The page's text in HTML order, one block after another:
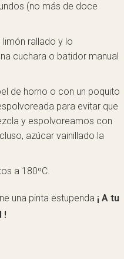
(no más de doce
rallado y lo
cuchara o batidor manual
de horno o con un poquito
para evitar que
y espolvoreamos con
azúcar vainillado la
a 180ºC.
una pinta estupenda¡ A tu
!